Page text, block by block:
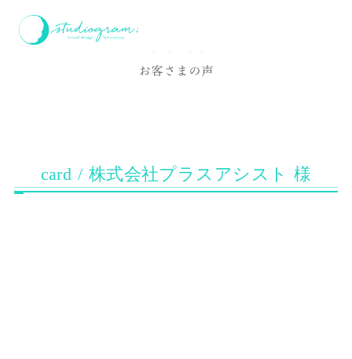
ホーム お客様の声
Voice
お客さまの声
card / 株式会社プラスアシスト 様